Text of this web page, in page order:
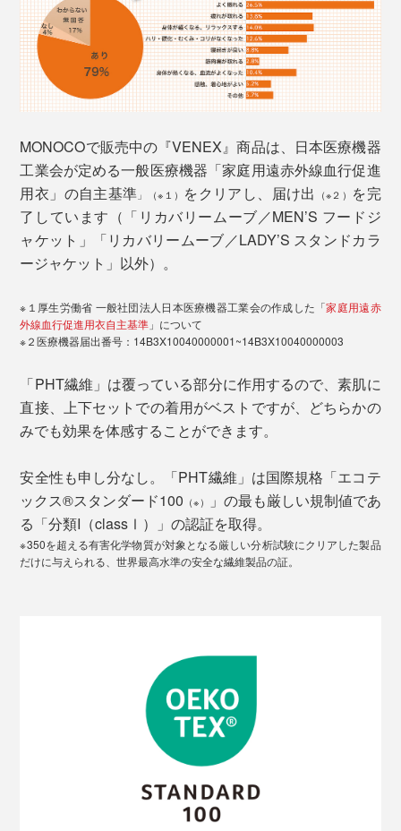
MONOCOで販売中の『VENEX』商品は、日本医療機器
工業会が定める一般医療機器「家庭用遠赤外線血行促進
用衣」の自主基準 」（※１） をクリアし、届け出 （※２） を完
了しています（「リカバリームーブ／MEN’S フードジ
ャケット」「リカバリームーブ／LADY’S スタンドカラ
ージャケット」以外）。
※１厚生労働省 一般社団法人日本医療機器工業会の作成した「家庭用遠赤
外線血行促進用衣自主基準 」について
※２医療機器届出番号：14B3X10040000001~14B3X10040000003
「PHT繊維」は覆っている部分に作用するので、素肌に
直接、上下セットでの着用がベストですが、どちらかの
みでも効果を体感することができます。
安全性も申し分なし。「PHT繊維」は国際規格「エコテ
ックス®︎スタンダード100 （※）
」の最も厳しい規制値であ
る「分類I（classⅠ）」の認証を取得。
※350を超える有害化学物質が対象となる厳しい分析試験にクリアした製品
だけに与えられる、世界最高水準の安全な繊維製品の証。